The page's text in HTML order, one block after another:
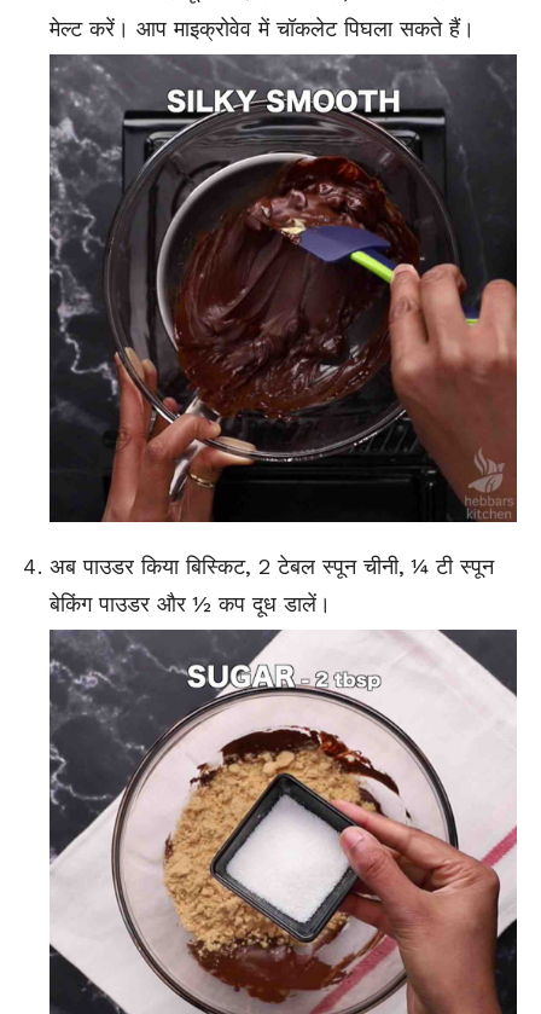
मेल्ट करें। आप माइक्रोवेव में चॉकलेट पिघला सकते हैं।
अब पाउडर किया बिस्किट, 2 टेबल स्पून चीनी, ¼ टी स्पून
बेकिंग पाउडर और ½ कप दूध डालें।